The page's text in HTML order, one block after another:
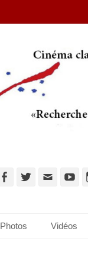
FacebookTwitter
Photos Vidéos